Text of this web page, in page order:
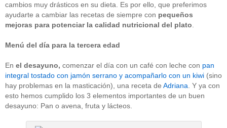
cambios muy drásticos en su dieta. Es por ello, que preferimos
ayudarte a cambiar las recetas de siempre con pequeños
mejoras para potenciar la calidad nutricional del plato
Menú del día para la tercera edad
En el desayuno, comenzar el día con un café con leche con pan
integral tostado con jamón serrano y acompañarlo con un kiwi (sino
hay problemas en la masticación), una receta de Adriana . Y ya con
esto hemos cumplido los 3 elementos importantes de un buen
desayuno: Pan o avena, fruta y lácteos.